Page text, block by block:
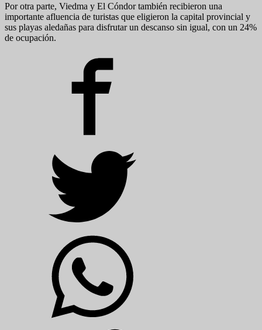
Por otra parte, Viedma y El Cóndor también recibieron una
importante afluencia de turistas que eligieron la capital provincial y
sus playas aledañas para disfrutar un descanso sin igual, con un 24%
de ocupación.